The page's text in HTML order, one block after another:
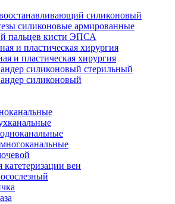
силиконовый
силиконовые армированные
пальцев кисти ЭПСА
и пластическая хирургия
и пластическая хирургия
силиконовый стерильный
силиконовый
катетеризации вен